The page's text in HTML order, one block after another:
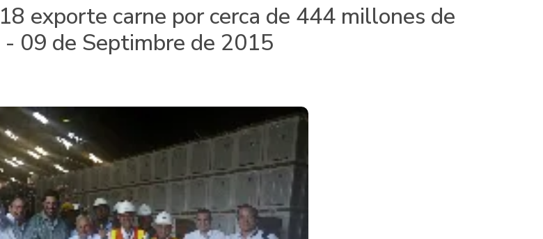
exporte carne por cerca de 444 millones de
09 de Septimbre de 2015